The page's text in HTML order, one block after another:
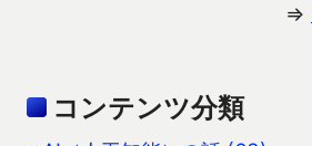
⇒
コンテンツ分類